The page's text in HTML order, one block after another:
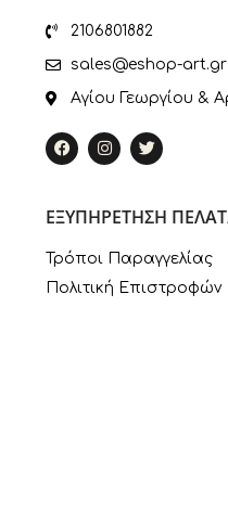
2106801882
sales@eshop-art.gr
Αγίου Γεωργίου &
ΕΞΥΠΗΡΕΤΗΣΗ
Τρόποι Παραγγελίας
Πολιτική Επιστροφών